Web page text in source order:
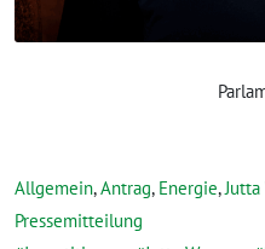
Allgemein,Antrag, Energie,
Pressemitteilung